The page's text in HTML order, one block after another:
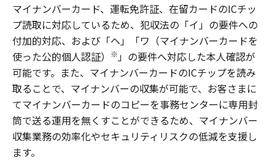
マイナンバーカード、運転免許証、在留カードのICチッ
プ読取に対応しているため、犯収法の「イ」の要件への
付加的対応、および「ヘ」「ワ（マイナンバーカードを
使った公的個人認証）
※ 」の要件へ対応した本人確認が
可能です。また、マイナンバーカードのICチップを読み
取ることで、マイナンバーの収集が可能で、お客さまに
てマイナンバーカードのコピーを事務センターに専用封
筒で送る運用を無くすことができるため、マイナンバー
収集業務の効率化やセキュリティリスクの低減を支援し
ます。